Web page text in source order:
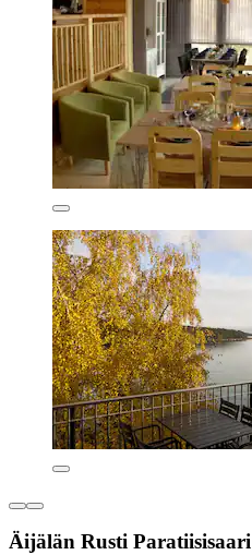
Äijälän Rusti Paratiisisaari